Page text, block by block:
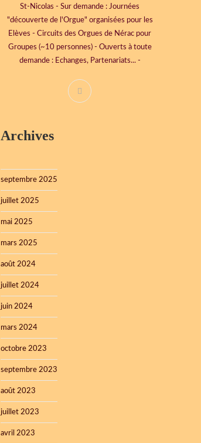
St-Nicolas - Sur demande : Journées
"découverte de l'Orgue" organisées pour les
Elèves - Circuits des Orgues de Nérac pour
Groupes (~10 personnes) - Ouverts à toute
demande : Echanges, Partenariats... -
Archives
septembre 2025
juillet 2025
mai 2025
mars 2025
août 2024
juillet 2024
juin 2024
mars 2024
octobre 2023
septembre 2023
août 2023
juillet 2023
avril 2023